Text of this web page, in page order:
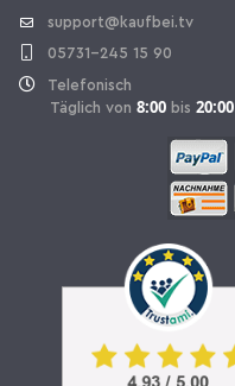
support@kaufbei.tv
05731-245 15 90
Telefonisch
Täglich von 8:00 bis 20:00